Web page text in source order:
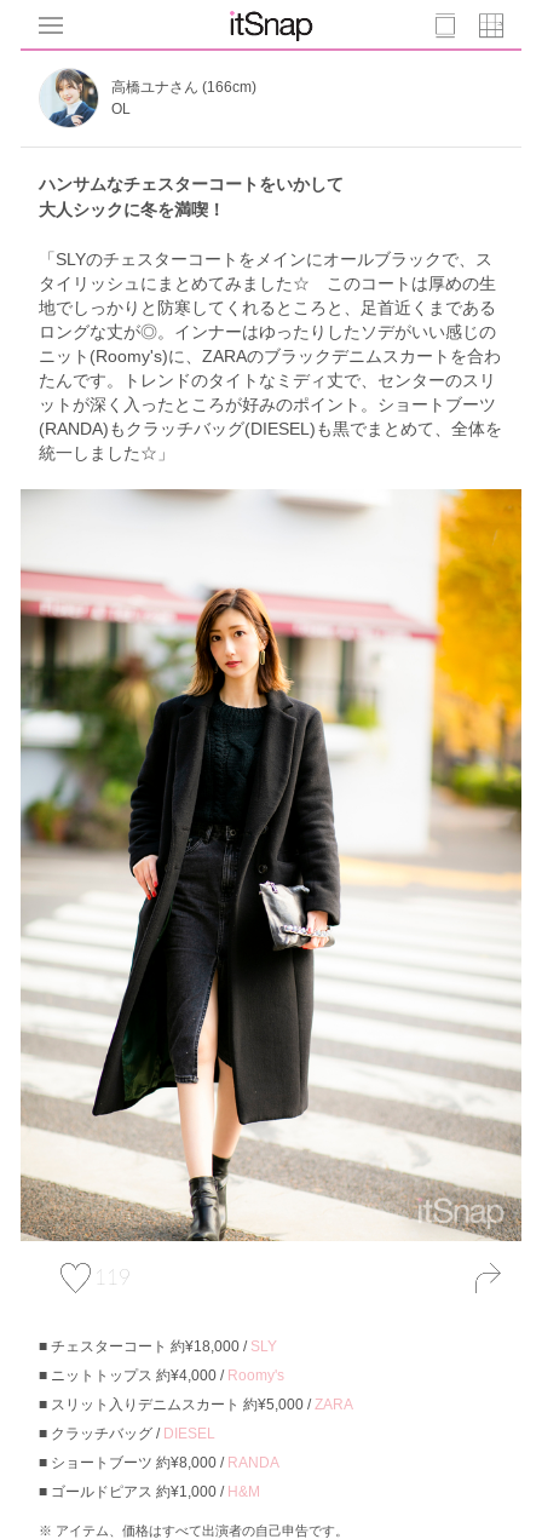
高橋ユナさん (166cm)
OL
ハンサムなチェスターコートをいかして
大人シックに冬を満喫！
「SLYのチェスターコートをメインにオールブラックで、ス
タイリッシュにまとめてみました☆ このコートは厚めの生
地でしっかりと防寒してくれるところと、足首近くまである
ロングな丈が◎。インナーはゆったりしたソデがいい感じの
ニット(Roomy's)に、ZARAのブラックデニムスカートを合わ
たんです。トレンドのタイトなミディ丈で、センターのスリ
ットが深く入ったところが好みのポイント。ショートブーツ
(RANDA)もクラッチバッグ(DIESEL)も黒でまとめて、全体を
統一しました☆」
119
チェスターコート 約¥18,000 / SLY
ニットトップス 約¥4,000 / Roomy's
スリット入りデニムスカート 約¥5,000 /ZARA
クラッチバッグ / DIESEL
ショートブーツ 約¥8,000 / RANDA
ゴールドピアス 約¥1,000 / H&M
アイテム、価格はすべて出演者の自己申告です。